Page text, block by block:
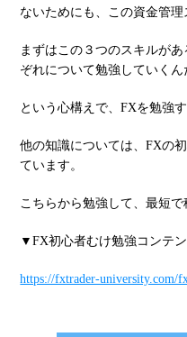
ないためにも、この資金管理
まずはこの３つのスキルが
ぞれについて勉強していくん
という心構えで、FXを勉強
他の知識については、FXの
ています。
こちらから勉強して、最短
▼FX初心者むけ勉強コンテ
https://fxtrader-university.com/